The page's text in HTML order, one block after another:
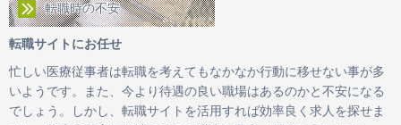
転職時の不安
転職サイトにお任せ
忙しい医療従事者は転職を考えてもなかなか行動に移せない事が多
いようです。また、今より待遇の良い職場はあるのかと不安になる
でしょう。しかし、転職サイトを活用すれば効率良く求人を探せま